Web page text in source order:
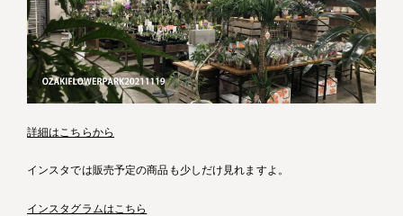
詳細はこちらから
インスタでは販売予定の商品も少しだけ見れますよ。
インスタグラムはこちら